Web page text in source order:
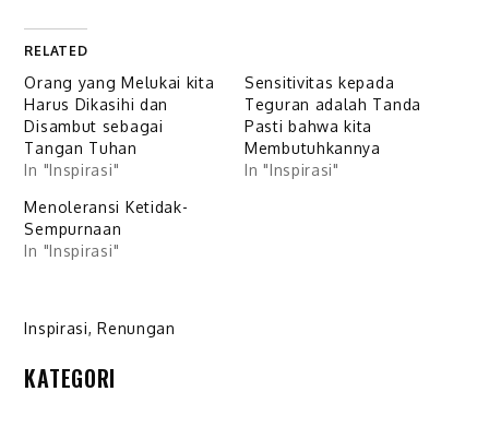
RELATED
Orang yang Melukai kita
Harus Dikasihi dan
Disambut sebagai
Tangan Tuhan
In "Inspirasi"
Sensitivitas kepada
Teguran adalah Tanda
Pasti bahwa kita
Membutuhkannya
In "Inspirasi"
Menoleransi Ketidak-
Sempurnaan
In "Inspirasi"
Inspirasi,Renungan
KATEGORI